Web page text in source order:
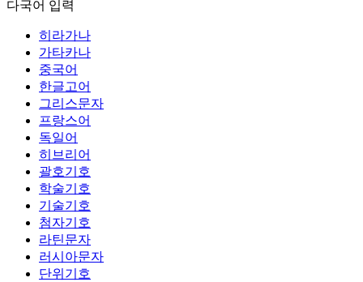
다국어 입력
히라가나
가타카나
중국어
한글고어
그리스문자
프랑스어
독일어
히브리어
괄호기호
학술기호
기술기호
첨자기호
라틴문자
러시아문자
단위기호